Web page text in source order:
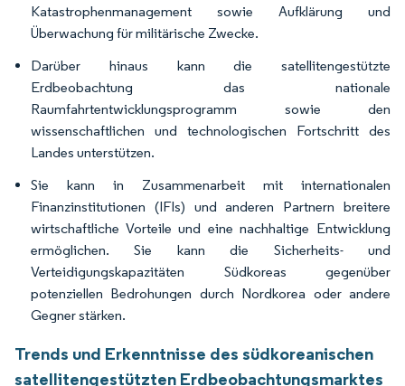
Katastrophenmanagement sowie Aufklärung und
Überwachung für militärische Zwecke.
Darüber hinaus kann die satellitengestützte
Erdbeobachtung das nationale
Raumfahrtentwicklungsprogramm sowie den
wissenschaftlichen und technologischen Fortschritt des
Landes unterstützen.
Sie kann in Zusammenarbeit mit internationalen
Finanzinstitutionen (IFIs) und anderen Partnern breitere
wirtschaftliche Vorteile und eine nachhaltige Entwicklung
ermöglichen. Sie kann die Sicherheits- und
Verteidigungskapazitäten Südkoreas gegenüber
potenziellen Bedrohungen durch Nordkorea oder andere
Gegner stärken.
Trends und Erkenntnisse des südkoreanischen
satellitengestützten Erdbeobachtungsmarktes